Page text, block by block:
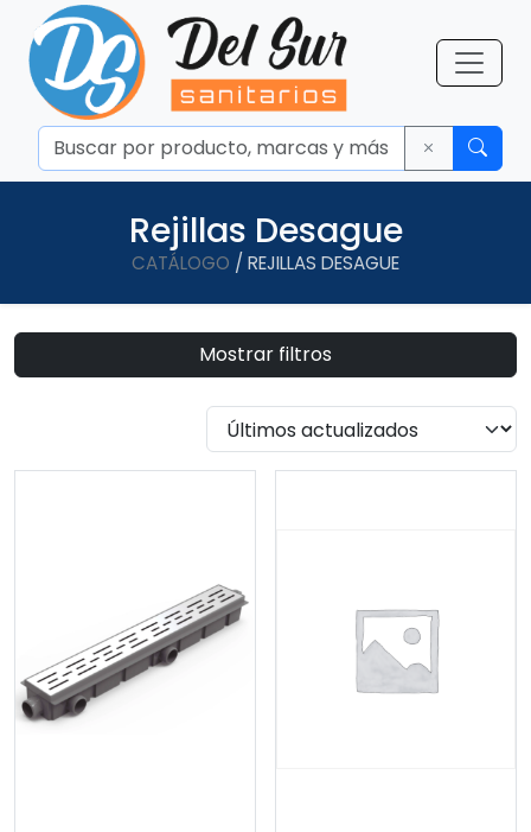
Rejillas Desague
CATÁLOGO / REJILLAS DESAGUE
Mostrar filtros